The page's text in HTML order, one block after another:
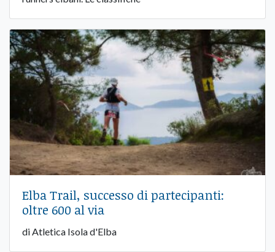
Elba Trail, successo di partecipanti:
oltre 600 al via
di Atletica Isola d'Elba